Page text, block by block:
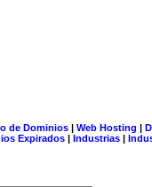
de Dominios| Web Hosting |
Expirados | Industrias |